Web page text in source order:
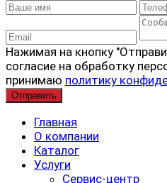
Нажимая на кнопку
согласие на обработку
принимаю политику
Главная
О компании
Каталог
Услуги
Сервис-центр